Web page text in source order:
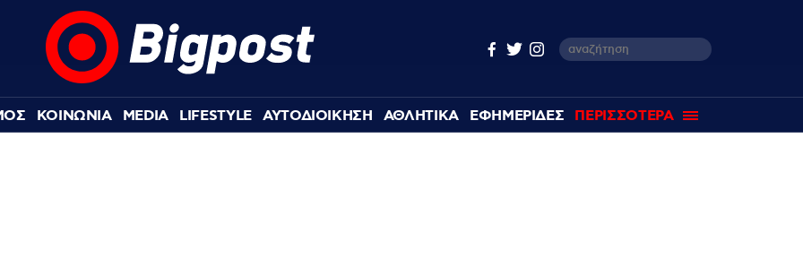
ΚΟΙΝΩΝΙΑ MEDIA LIFESTYLE ΑΥΤΟΔΙΟΙΚΗΣΗ ΑΘΛΗΤΙΚΑ ΕΦΗΜΕΡΙΔΕΣ ΠΕΡΙΣΣΟΤΕΡΑ